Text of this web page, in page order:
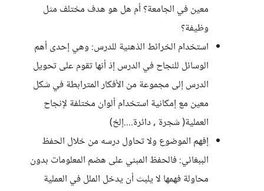
معين في الجامعة؟ أم هل هو هدف مختلف مثل
وظيفة؟
استخدام الخرائط الذهنية للدرس: وهي إحدى أهم
الوسائل للنجاح في الدرس إذ أنها تقوم على تحويل
الدرس إلى مجموعة من الأفكار المترابطة في شكل
معين مع إمكانية استخدام ألوان مختلفة لإنجاح
العملية( شجرة , دائرة....إلخ)
إفهم الموضوع ولا تحاول درسه من خلال الحفظ
الببغائي: فالحفظ المبني على هضم المعلومات بدون
محاولة فهمها لا يلبث أن يدخل الملل في العملية